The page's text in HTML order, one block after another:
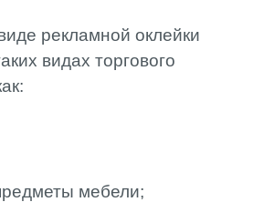
рекламной оклейки
видах торгового
мебели;